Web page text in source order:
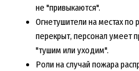
не "привыкаются".
Огнетушители на местах по
перекрыт, персонал умеет
"тушим или уходим".
Роли на случай пожара